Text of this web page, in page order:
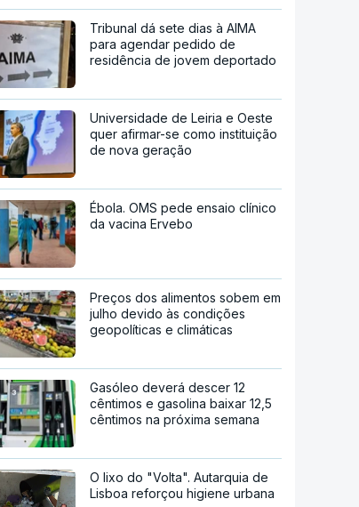
Tribunal dá sete dias à AIMA
para agendar pedido de
residência de jovem deportado
Universidade de Leiria e Oeste
quer afirmar-se como instituição
de nova geração
Ébola. OMS pede ensaio clínico
da vacina Ervebo
Preços dos alimentos sobem em
julho devido às condições
geopolíticas e climáticas
Gasóleo deverá descer 12
cêntimos e gasolina baixar 12,5
cêntimos na próxima semana
O lixo do "Volta". Autarquia de
Lisboa reforçou higiene urbana